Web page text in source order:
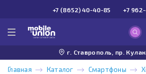
+7 (8652) 40-40-85 +7
г. Ставрополь, пр.
Главная Каталог Смартфоны